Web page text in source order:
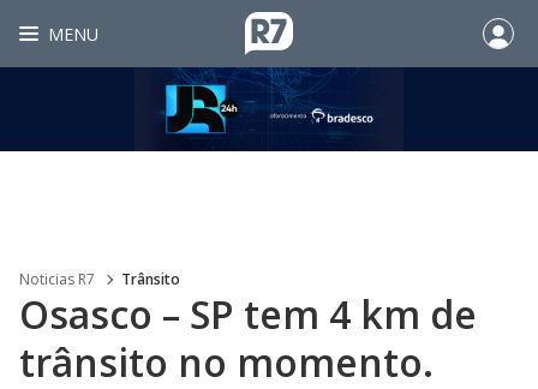
MENU
Noticias R7 Trânsito
Osasco – SP tem 4 km de
trânsito no momento.